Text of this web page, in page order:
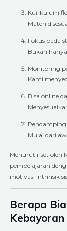
Kurikulum
Materi
Fokus pada
Bukan
Monitoring
Kami
Bisa online
Mulai dari
Menurut riset oleh
pembelajaran
motivasi intrinsik
Berapa
Kebayoran